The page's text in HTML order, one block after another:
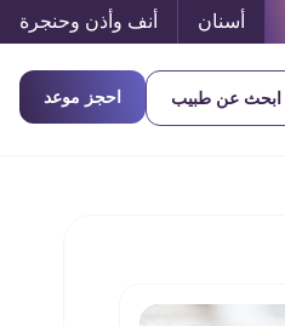
أسنان أنف وأذن وحنجرة
ابحث عن طبيب احجز موعد